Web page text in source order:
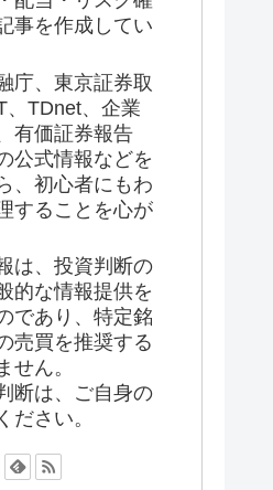
事を作成してい
庁、東京証券取
、TDnet、企業
有価証券報告
公式情報などを
、初心者にもわ
することを心が
は、投資判断の
的な情報提供を
であり、特定銘
売買を推奨する
せん。
断は、ご自身の
ださい。